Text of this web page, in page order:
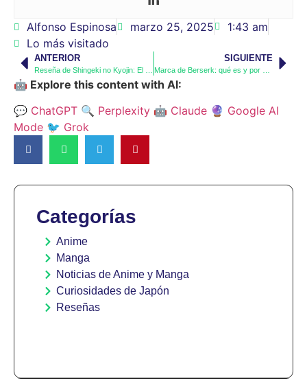
Alfonso Espinosa marzo 25, 2025
1:43 am
Lo más visitado
ANTERIOR SIGUIENTE
🤖 Explore this content with AI:
💬 ChatGPT 🔍 Perplexity 🤖 Claude 🔮 Google AI
Mode 🐦 Grok
Categorías
Anime
Manga
Noticias de Anime y Manga
Curiosidades de Japón
Reseñas